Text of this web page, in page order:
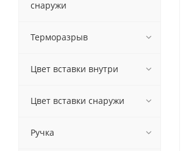
снаружи
Терморазрыв
Цвет вставки внутри
Цвет вставки снаружи
Ручка